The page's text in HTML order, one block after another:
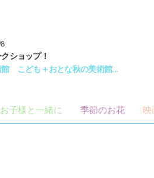
2027年5月、大阪で北斎展開催！
あべのハルカス美術館 「
お子様と一緒に 季節のお花 映